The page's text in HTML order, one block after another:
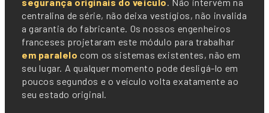
centralina de série, não deixa vestígios, não invalida
a garantia do fabricante. Os nossos engenheiros
franceses projetaram este módulo para trabalhar
em paralelo com os sistemas existentes, não em
seu lugar. A qualquer momento pode desligá-lo em
poucos segundos e o veículo volta exatamente ao
seu estado original.